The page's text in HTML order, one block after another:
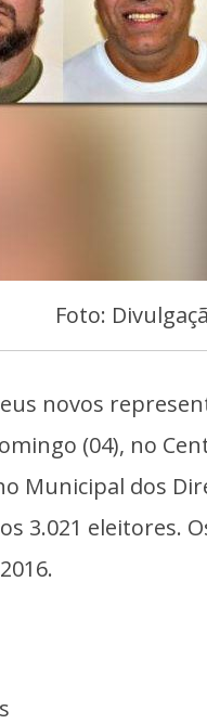
Foto:
novos
(04), no
Municipal dos
3.021 eleitores.